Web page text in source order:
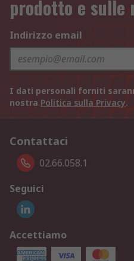
prodotto e sulle
Indirizzo email
I dati personali forniti
nostra Politica sulla Privacy.
Contattaci
02.66.058.1
Seguici
Accettiamo